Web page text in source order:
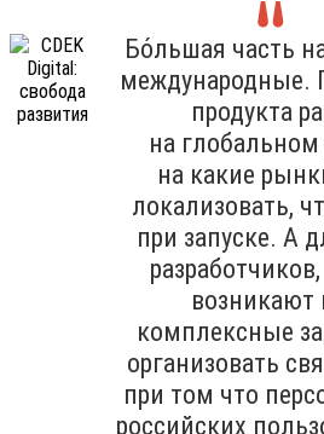
Бо́льшая часть
международные.
продукта
на глобальном
на какие
локализовать,
при запуске. А
возникают
комплексные
организовать
при том что
российских